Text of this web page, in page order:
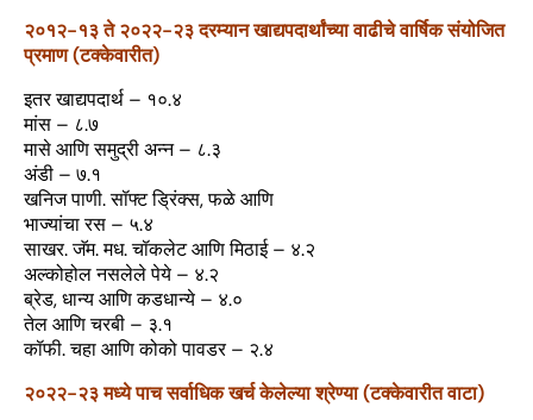
२०१२-१३ ते २०२२-२३ दरम्यान खाद्यपदार्थांच्या वाढीचे वार्षिक संयोजित
प्रमाण (टक्केवारीत)
इतर खाद्यपदार्थ – १०.४
मांस – ८.७
मासे आणि समुद्री अन्न – ८.३
अंडी – ७.१
खनिज पाणी. सॉफ्ट ड्रिंक्स, फळे आणि
भाज्यांचा रस – ५.४
साखर. जॅम. मध. चॉकलेट आणि मिठाई – ४.२
अल्कोहोल नसलेले पेये – ४.२
ब्रेड, धान्य आणि कडधान्ये – ४.०
तेल आणि चरबी – ३.१
कॉफी. चहा आणि कोको पावडर – २.४
२०२२-२३ मध्ये पाच सर्वाधिक खर्च केलेल्या श्रेण्या (टक्केवारीत वाटा)